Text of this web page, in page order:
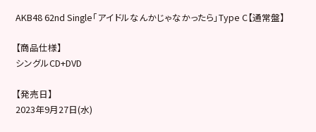
AKB48 62nd Single「アイドルなんかじゃなかったら」Type C【通常盤】
【商品仕様】
シングルCD+DVD
【発売日】
2023年9月27日(水)